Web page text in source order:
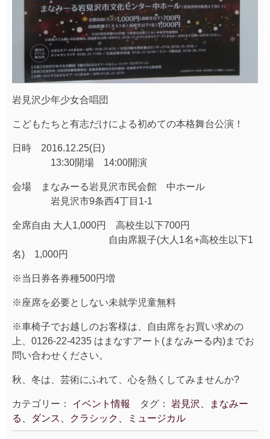
岩見沢少年少女合唱団
こどもたちと有志だけによる初めての本格舞台公演！
日時 2016.12.25(日)
13:30開場 14:00開演
会場 まなみーる岩見沢市民会館 中ホール
岩見沢市9条西4丁目1-1
全席自由 大人1,000円 高校生以下700円
自由席親子(大人1名+高校生以下1
名) 1,000円
※当日券各券種500円増
※座席を必要としない未就学児童無料
※車椅子でお越しのお客様は、自由席をお買い求めの
上、0126-22-4235 はまなすアート(まなみーる内)までお
問い合わせください。
秋、冬は、芸術にふれて、心を熱くしてみませんか?
カテゴリー： イベント情報 タグ： 岩見沢、まなみー
る、ダンス、クラシック、ミュージカル